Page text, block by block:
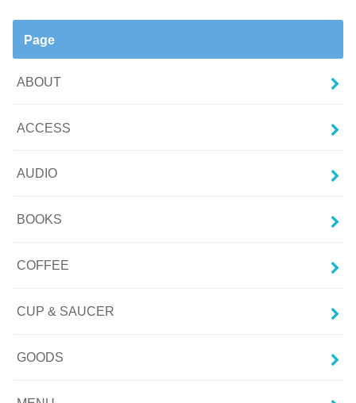
Page
ABOUT
ACCESS
AUDIO
BOOKS
COFFEE
CUP & SAUCER
GOODS